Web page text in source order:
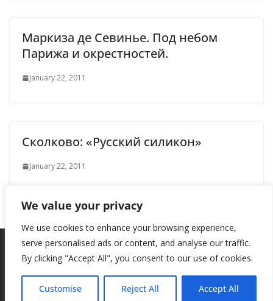
We value your privacy
We use cookies to enhance your browsing experience,
serve personalised ads or content, and analyse our traffic.
By clicking "Accept All", you consent to our use of cookies.
Customise Reject All Accept All
Маркиза де Севинье. Под небом
Парижа и окрестностей.
January 22, 2011
Сколково: «Русский силикон»
January 22, 2011
Theme:ColorMag by ThemeGrill. Powered byWordPress